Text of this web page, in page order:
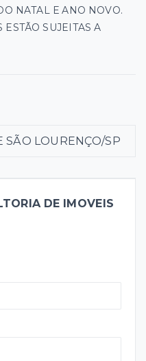
DE IMOVEIS
NATAL E ANO NOVO.
SUJEITAS A
SÃO LOURENÇO/SP